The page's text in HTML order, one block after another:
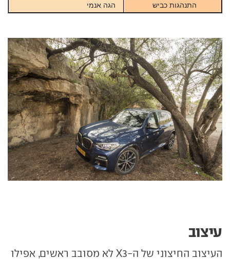
התנהגות כביש
הגה אנמי
עיצוב
העיצוב החיצוני של ה-X3 לא מסובב ראשים, אפילו